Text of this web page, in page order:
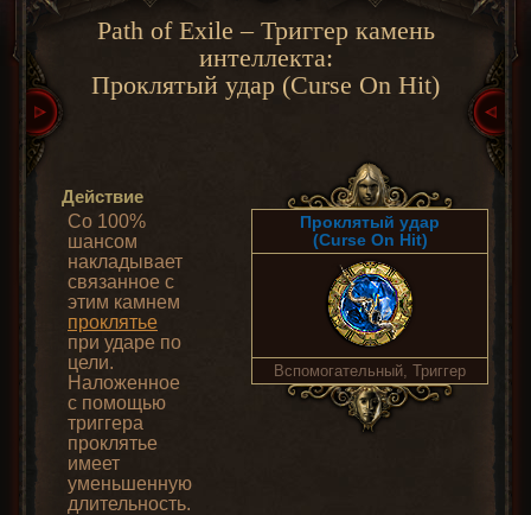
Path of Exile – Триггер камень
интеллекта:
Проклятый удар (Curse On Hit)
Действие
Со 100%
шансом
накладывает
связанное с
этим камнем
проклятье
при ударе по
цели.
Наложенное
с помощью
триггера
проклятье
имеет
уменьшенную
длительность.
Проклятый удар
(Curse On Hit)
Вспомогательный, Триггер